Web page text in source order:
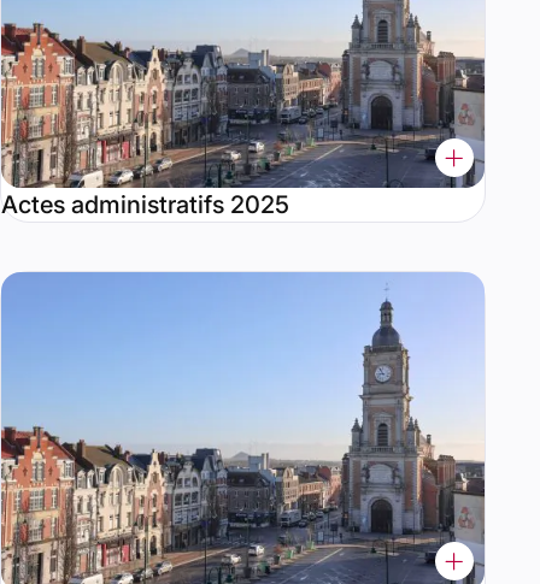
Actes administratifs 2025